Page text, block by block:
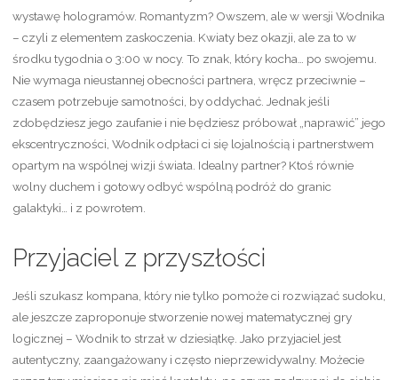
wystawę hologramów. Romantyzm? Owszem, ale w wersji Wodnika
– czyli z elementem zaskoczenia. Kwiaty bez okazji, ale za to w
środku tygodnia o 3:00 w nocy. To znak, który kocha… po swojemu.
Nie wymaga nieustannej obecności partnera, wręcz przeciwnie –
czasem potrzebuje samotności, by oddychać. Jednak jeśli
zdobędziesz jego zaufanie i nie będziesz próbował „naprawić” jego
ekscentryczności, Wodnik odpłaci ci się lojalnością i partnerstwem
opartym na wspólnej wizji świata. Idealny partner? Ktoś równie
wolny duchem i gotowy odbyć wspólną podróż do granic
galaktyki… i z powrotem.
Przyjaciel z przyszłości
Jeśli szukasz kompana, który nie tylko pomoże ci rozwiązać sudoku,
ale jeszcze zaproponuje stworzenie nowej matematycznej gry
logicznej – Wodnik to strzał w dziesiątkę. Jako przyjaciel jest
autentyczny, zaangażowany i często nieprzewidywalny. Możecie